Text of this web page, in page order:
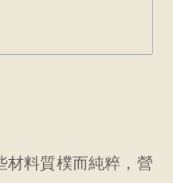
材料質樸而純粹，營